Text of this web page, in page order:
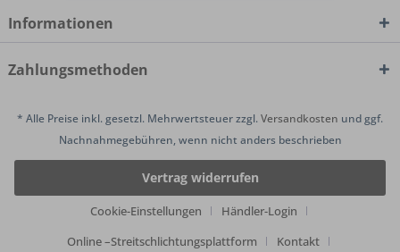
Informationen
Zahlungsmethoden
* Alle Preise inkl. gesetzl. Mehrwertsteuer zzgl.Versandkosten und ggf.
Nachnahmegebühren, wenn nicht anders beschrieben
Vertrag widerrufen
Cookie-Einstellungen
Händler-Login
Online –Streitschlichtungsplattform
Kontakt